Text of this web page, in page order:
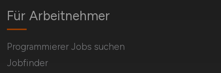
Für Arbeitnehmer
Programmierer Jobs suchen
Jobfinder